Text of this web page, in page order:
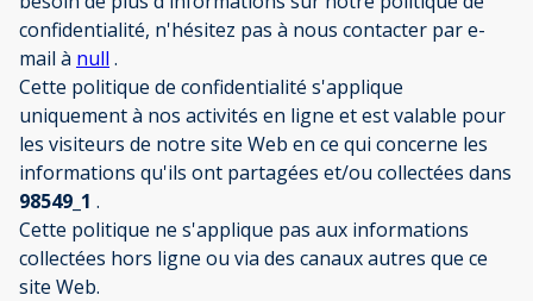
confidentialité, n'hésitez pas à nous contacter par e-
mail à null .
Cette politique de confidentialité s'applique
uniquement à nos activités en ligne et est valable pour
les visiteurs de notre site Web en ce qui concerne les
informations qu'ils ont partagées et/ou collectées dans
98549_1 .
Cette politique ne s'applique pas aux informations
collectées hors ligne ou via des canaux autres que ce
site Web.